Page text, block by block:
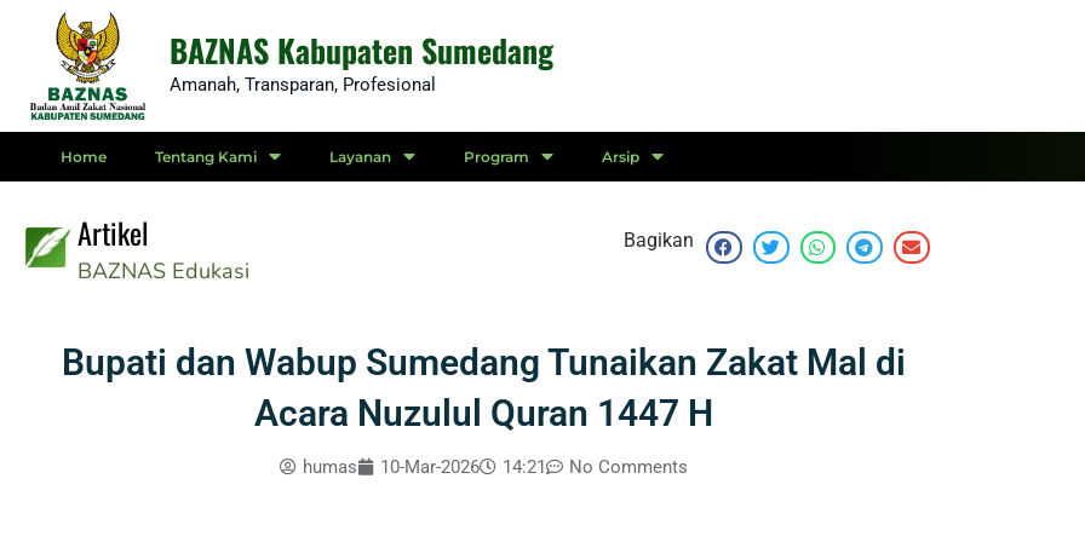
content
BAZNAS Kabupaten Sumedang
Amanah, Transparan, Profesional
Home Tentang Kami Layanan Program Arsip
Artikel
BAZNAS Edukasi
Bagikan
Bupati dan Wabup Sumedang Tunaikan Zakat Mal di
Acara Nuzulul Quran 1447 H
humas 10-Mar-2026 14:21 No Comments